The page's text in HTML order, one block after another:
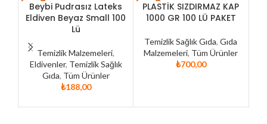
Beybi Pudrasız Lateks
Eldiven Beyaz Small 100
Lü
Temizlik Malzemeleri,
Eldivenler, Temizlik Sağlık
Gıda, Tüm Ürünler
₺188,00
PLASTİK SIZDIRMAZ KAP
1000 GR 100 LÜ PAKET
Temizlik Sağlık Gıda, Gıda
Malzemeleri, Tüm Ürünler
₺700,00